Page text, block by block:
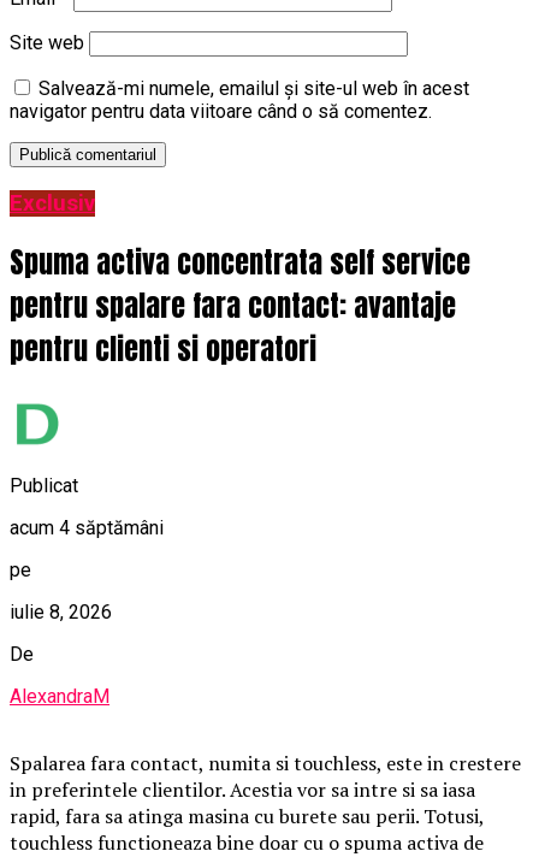
Site web
Salvează-mi numele, emailul și site-ul web în acest
navigator pentru data viitoare când o să comentez.
Exclusiv
Spuma activa concentrata self service
pentru spalare fara contact: avantaje
pentru clienti si operatori
Publicat
acum 4 săptămâni
pe
iulie 8, 2026
De
AlexandraM
Spalarea fara contact, numita si touchless, este in crestere
in preferintele clientilor. Acestia vor sa intre si sa iasa
rapid, fara sa atinga masina cu burete sau perii. Totusi,
touchless functioneaza bine doar cu o spuma activa de